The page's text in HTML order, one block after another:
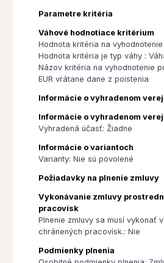
Parametre kritéria
Váhové hodnotiace kritérium
Hodnota kritéria na vyhodnotenie
Hodnota kritéria je typ váhy :
Názov kritéria na vyhodnotenie
EUR vrátane dane z poistenia
Informácie o vyhradenom
Informácie o vyhradenom
Vyhradená účasť: Žiadne
Informácie o variantoch
Varianty: Nie sú povolené
Požiadavky na plnenie zmluvy
Vykonávanie zmluvy
pracovísk
Plnenie zmluvy sa musí vykonať
chránených pracovísk.: Nie
Podmienky plnenia